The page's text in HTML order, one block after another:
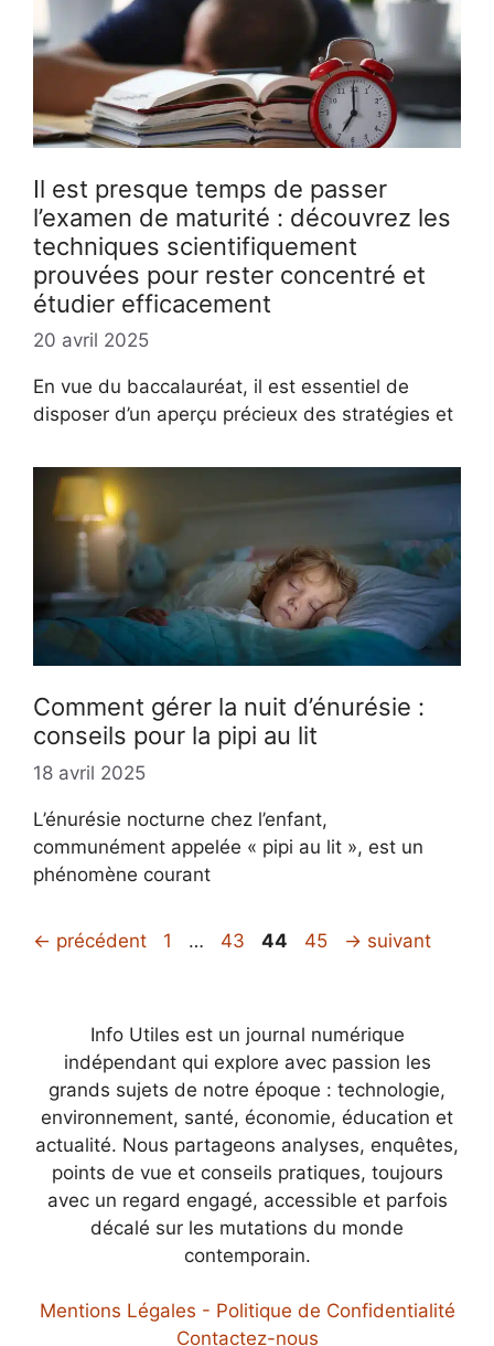
Il est presque temps de passer
l’examen de maturité : découvrez les
techniques scientifiquement
prouvées pour rester concentré et
étudier efficacement
20 avril 2025
En vue du baccalauréat, il est essentiel de
disposer d’un aperçu précieux des stratégies et
Comment gérer la nuit d’énurésie :
conseils pour la pipi au lit
18 avril 2025
L’énurésie nocturne chez l’enfant,
communément appelée « pipi au lit », est un
phénomène courant
← précédent Page
1 … Page
43 Page
44 Page
45 → suivant
Info Utiles est un journal numérique
indépendant qui explore avec passion les
grands sujets de notre époque : technologie,
environnement, santé, économie, éducation et
actualité. Nous partageons analyses, enquêtes,
points de vue et conseils pratiques, toujours
avec un regard engagé, accessible et parfois
décalé sur les mutations du monde
contemporain.
Mentions Légales - Politique de Confidentialité
Contactez-nous